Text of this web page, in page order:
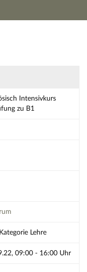
Intensivkurs
zu B1
Lehre
09:00 - 16:00 Uhr